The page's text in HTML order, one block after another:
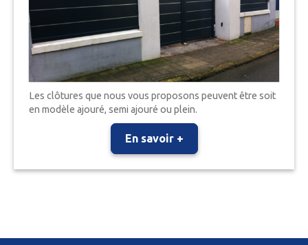
Les clôtures que nous vous proposons peuvent être soit
en modèle ajouré, semi ajouré ou plein.
En savoir +